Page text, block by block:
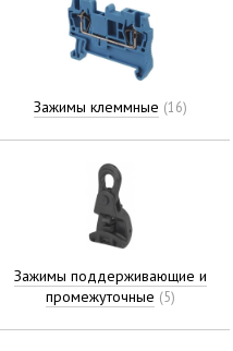
Зажимы клеммные (16)
Зажимы поддерживающие и
промежуточные (5)